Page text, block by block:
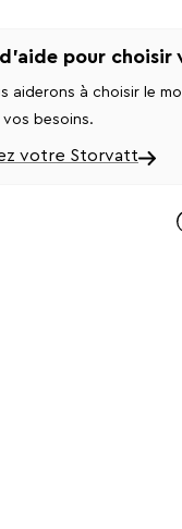
d'aide pour choisir
aiderons à choisir le
besoins.
votre Storvatt